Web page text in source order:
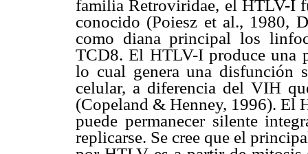
familia Retroviridae, el HTLV-I
conocido (Poiesz et al., 1980,
como diana principal los
TCD8. El HTLV-I produce una
lo cual genera una disfunción
celular, a diferencia del VIH
(Copeland & Henney, 1996). El
puede permanecer silente
replicarse. Se cree que el